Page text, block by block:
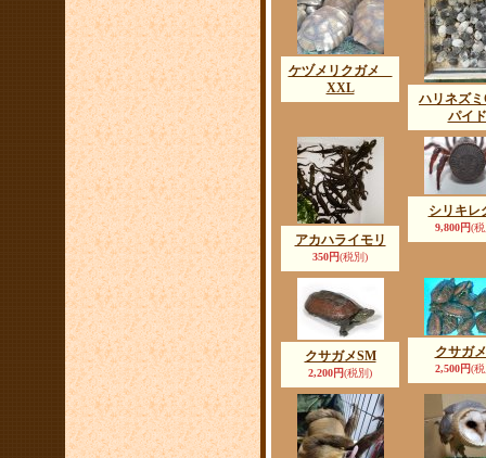
ケヅメリクガメ
XXL
ハリネズ
パイド
アカハライモリ
350円(税別)
シリキレ
9,800円(
クサガメSM
2,200円(税別)
クサガ
2,500円(